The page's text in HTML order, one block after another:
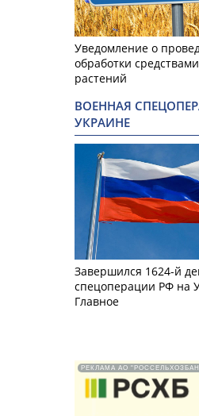
Уведомление о
обработки
растений
ВОЕННАЯ
УКРАИНЕ
Завершился 1624-й
спецоперации РФ на
Главное
РЕКЛАМА АО